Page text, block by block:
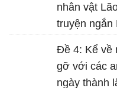
nhân vật
truyện ngắn
Đề 4: Kể về
gỡ với các
ngày thành